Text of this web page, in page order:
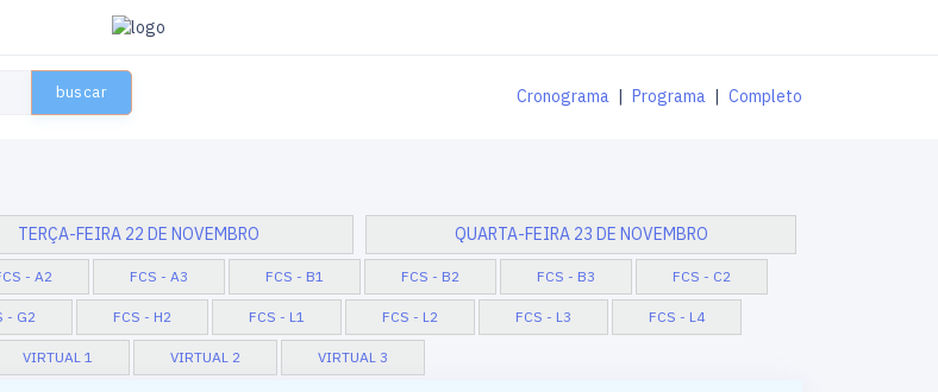
buscar Cronograma | Programa | Completo
TERÇA-FEIRA 22 DE NOVEMBRO QUARTA-FEIRA 23 DE NOVEMBRO
- A2 FCS - A3 FCS - B1 FCS - B2 FCS - B3 FCS - C2
- G2 FCS - H2 FCS - L1 FCS - L2 FCS - L3 FCS - L4
VIRTUAL 1 VIRTUAL 2 VIRTUAL 3